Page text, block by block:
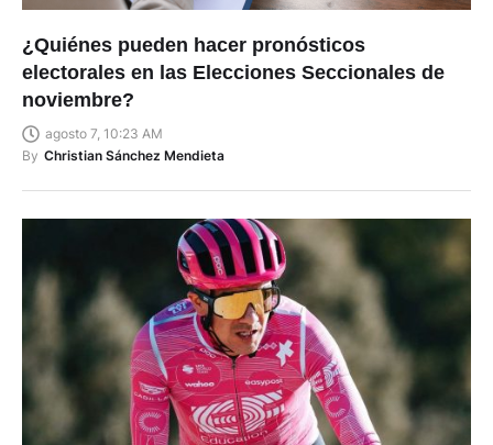
¿Quiénes pueden hacer pronósticos
electorales en las Elecciones Seccionales de
noviembre?
agosto 7, 10:23 AM
By Christian Sánchez Mendieta